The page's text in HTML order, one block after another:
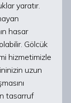
yaratır.
hasar
Gölcük
hizmetimizle
uzun
tasarruf